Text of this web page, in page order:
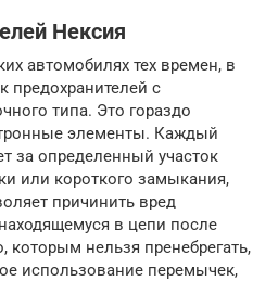
Нексия
автомобилях тех времен, в
предохранителей с
типа. Это гораздо
элементы. Каждый
за определенный участок
или короткого замыкания,
причинить вред
в цепи после
которым нельзя пренебрегать,
использование перемычек,